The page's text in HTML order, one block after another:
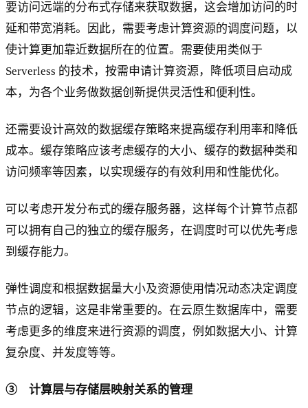
要访问远端的分布式存储来获取数据，这会增加访问的时
延和带宽消耗。因此，需要考虑计算资源的调度问题，以
使计算更加靠近数据所在的位置。需要使用类似于
Serverless 的技术，按需申请计算资源，降低项目启动成
本，为各个业务做数据创新提供灵活性和便利性。
还需要设计高效的数据缓存策略来提高缓存利用率和降低
成本。缓存策略应该考虑缓存的大小、缓存的数据种类和
访问频率等因素，以实现缓存的有效利用和性能优化。
可以考虑开发分布式的缓存服务器，这样每个计算节点都
可以拥有自己的独立的缓存服务，在调度时可以优先考虑
到缓存能力。
弹性调度和根据数据量大小及资源使用情况动态决定调度
节点的逻辑，这是非常重要的。在云原生数据库中，需要
考虑更多的维度来进行资源的调度，例如数据大小、计算
复杂度、并发度等等。
③ 计算层与存储层映射关系的管理